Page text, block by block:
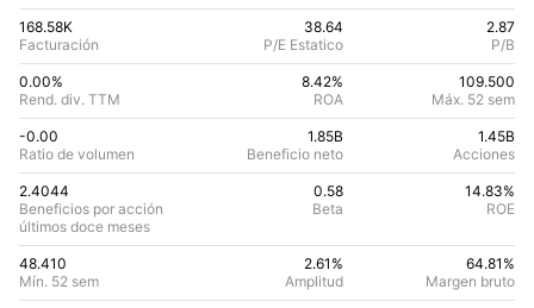
168.58K
Facturación
38.64
P/E Estatico
2.87
P/B
0.00%
Rend. div. TTM
8.42%
ROA
109.500
Máx. 52 sem
-0.00
Ratio de volumen
1.85B
Beneficio neto
1.45B
Acciones
2.4044
Beneficios por acción
últimos doce meses
0.58
Beta
14.83%
ROE
48.410
Mín. 52 sem
2.61%
Amplitud
64.81 %
Margen bruto